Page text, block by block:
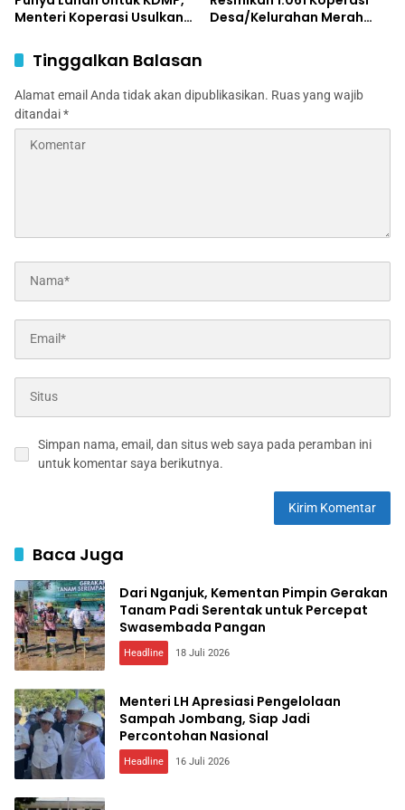
Menteri Koperasi Usulkan
Bertingkat
Desa/Kelurahan Merah
Tinggalkan Balasan
Alamat email Anda tidak akan dipublikasikan. Ruas yang wajib
ditandai*
Simpan nama, email, dan situs web saya pada peramban ini
untuk komentar saya berikutnya.
Baca Juga
Dari Nganjuk, Kementan Pimpin Gerakan
Tanam Padi Serentak untuk Percepat
Swasembada Pangan
Headline 18 Juli 2026
Menteri LH Apresiasi Pengelolaan
Sampah Jombang, Siap Jadi
Percontohan Nasional
Headline 16 Juli 2026